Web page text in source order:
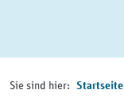
Sie sind hier: Startseite